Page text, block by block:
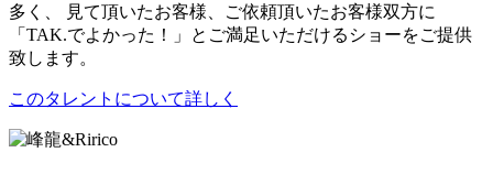
多く、 見て頂いたお客様、ご依頼頂いたお客様双方に
「TAK.でよかった！」とご満足いただけるショーをご提供
致します。
このタレントについて詳しく